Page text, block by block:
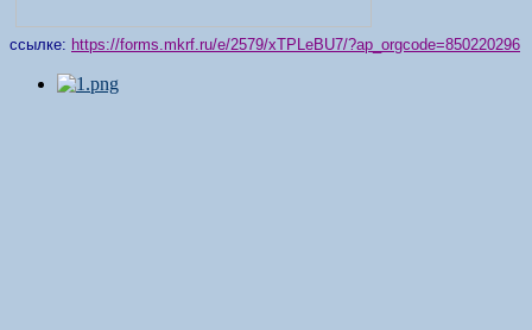
ссылке: https://forms.mkrf.ru/e/2579/xTPLeBU7/?ap_orgcode=850220296